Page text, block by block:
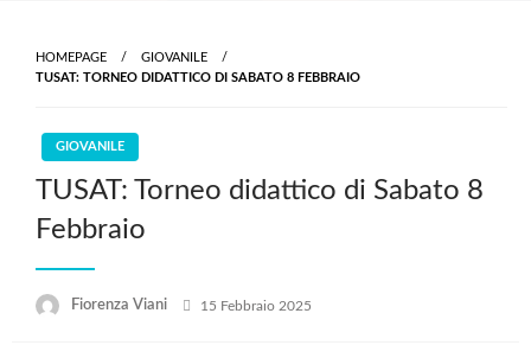
HOMEPAGE
GIOVANILE
TUSAT: TORNEO DIDATTICO DI SABATO 8 FEBBRAIO
GIOVANILE
TUSAT: Torneo didattico di Sabato 8
Febbraio
Fiorenza Viani
Posted
15 Febbraio 2025